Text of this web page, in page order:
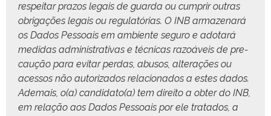
respeitar pra­zos legais de guar­da ou cumprir out­ras
obri­gações legais ou reg­u­latórias. O INB armazenará
os Dados Pes­soais em ambi­ente seguro e ado­tará
medi­das admin­is­tra­ti­vas e téc­ni­cas razoáveis de pre­
caução para evi­tar per­das, abu­sos, alter­ações ou
aces­sos não autor­iza­dos rela­ciona­dos a estes dados.
Ade­mais, o(a) candidato(a) tem dire­ito a obter do INB,
em relação aos Dados Pes­soais por ele trata­dos, a